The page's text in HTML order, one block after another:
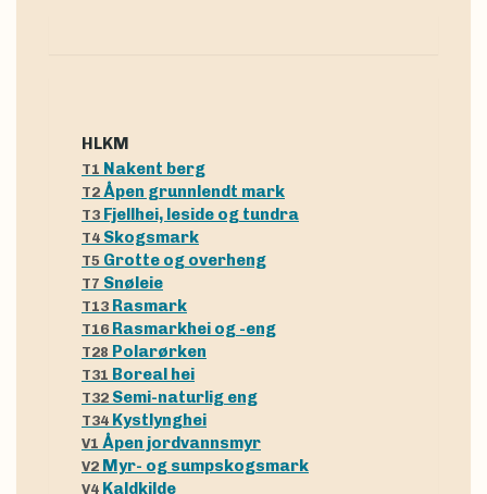
hLKM
T1 Nakent berg
T2 Åpen grunnlendt mark
T3 Fjellhei, leside og tundra
T4 Skogsmark
T5 Grotte og overheng
T7 Snøleie
T13 Rasmark
T16 Rasmarkhei og -eng
T28 Polarørken
T31 Boreal hei
T32 Semi-naturlig eng
T34 Kystlynghei
V1 Åpen jordvannsmyr
V2 Myr- og sumpskogsmark
V4 Kaldkilde